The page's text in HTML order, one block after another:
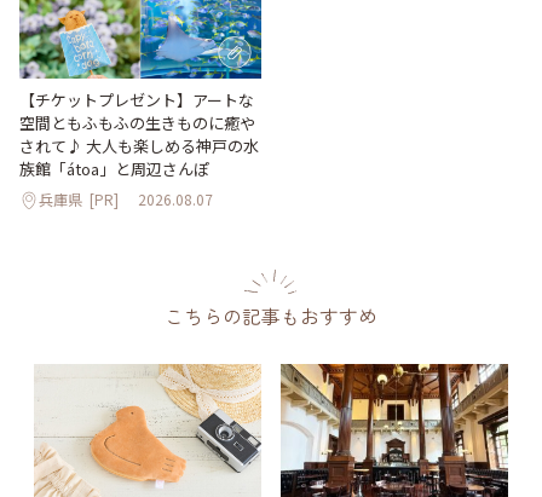
【チケットプレゼント】アートな
空間ともふもふの生きものに癒や
されて♪ 大人も楽しめる神戸の水
族館「átoa」と周辺さんぽ
兵庫県 [PR] 2026.08.07
こちらの記事もおすすめ